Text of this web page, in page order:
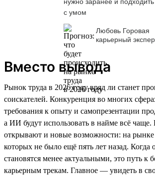
с умом
Любовь Горовая
карьерный
Вместо вывода
Рынок труда в 2026 году вряд ли станет
соискателей. Конкуренция во многих
требования к опыту и самопрезентации
а ИИ будут использовать в найме всё
открывают и новые возможности: на рынке
которых не было ещё пять лет назад. Когда
становятся менее актуальными, это путь к
карьерным трекам. Главное — увидеть в